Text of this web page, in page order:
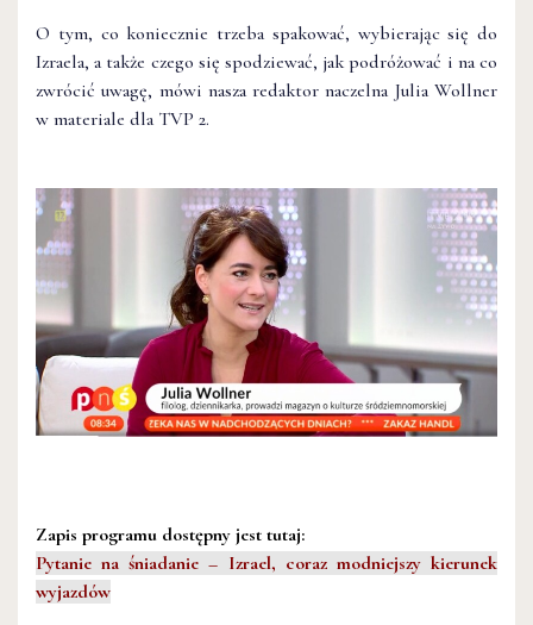
O tym, co koniecznie trzeba spakować, wybierając się do
Izraela, a także czego się spodziewać, jak podróżować i na co
zwrócić uwagę, mówi nasza redaktor naczelna Julia Wollner
w materiale dla TVP 2.
Zapis programu dostępny jest tutaj:
Pytanie na śniadanie – Izrael, coraz modniejszy kierunek
wyjazdów